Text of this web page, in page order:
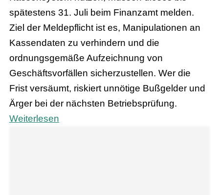
spätestens 31. Juli beim Finanzamt melden.
Ziel der Meldepflicht ist es, Manipulationen an
Kassendaten zu verhindern und die
ordnungsgemäße Aufzeichnung von
Geschäftsvorfällen sicherzustellen. Wer die
Frist versäumt, riskiert unnötige Bußgelder und
Ärger bei der nächsten Betriebsprüfung.
Weiterlesen